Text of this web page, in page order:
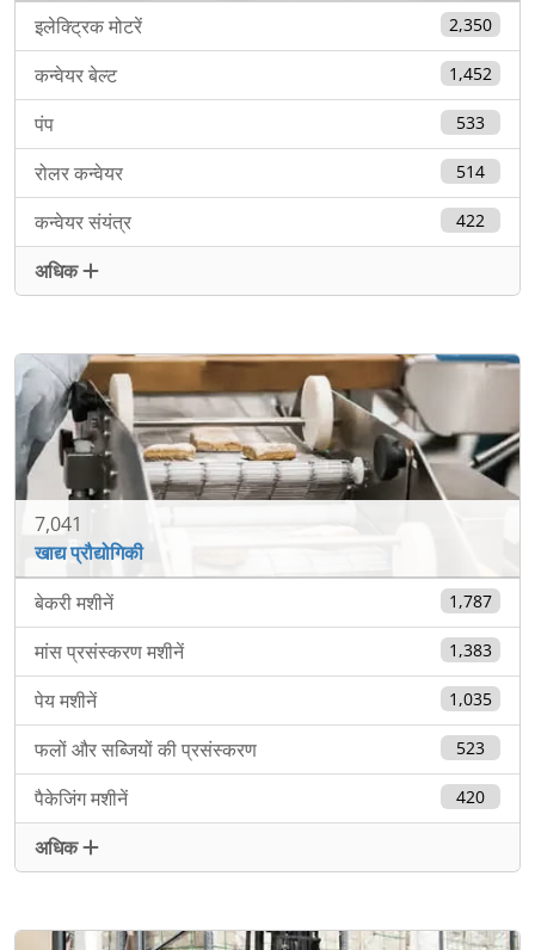
इलेक्ट्रिक मोटरें
2,350
कन्वेयर बेल्ट 1,452
पंप 533
रोलर कन्वेयर 514
कन्वेयर संयंत्र 422
अधिक
7,041
खाद्य प्रौद्योगिकी
बेकरी मशीनें
1,787
मांस प्रसंस्करण मशीनें 1,383
पेय मशीनें 1,035
फलों और सब्जियों की प्रसंस्करण 523
पैकेजिंग मशीनें 420
अधिक